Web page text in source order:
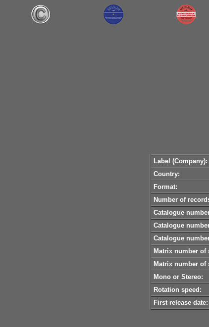
Label (Company):
Country:
Format:
Number of
Catalogue
Catalogue
Catalogue
Matrix number of
Matrix number of
Mono or Stereo:
Rotation speed:
First release date: